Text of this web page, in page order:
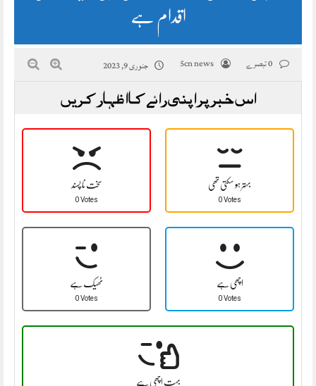
اقدام ہے
5cn news جنوری 9, 2023
اس خبر پر اپنی رائے کا اظہار کریں
سخت نا پسند
0 Votes
بہتر ہو سکتی تھی
0 Votes
ٹھیک ہے
0 Votes
اچھی ہے
0 Votes
بہت اچھی ہے